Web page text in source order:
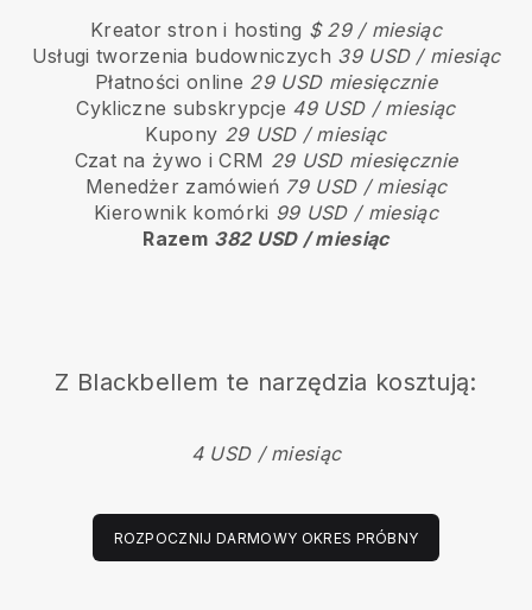
Kreator stron i hosting $ 29 / miesiąc
Usługi tworzenia budowniczych 39 USD / miesiąc
Płatności online 29 USD miesięcznie
Cykliczne subskrypcje 49 USD / miesiąc
Kupony 29 USD / miesiąc
Czat na żywo i CRM 29 USD miesięcznie
Menedżer zamówień 79 USD / miesiąc
Kierownik komórki 99 USD / miesiąc
Razem 382 USD / miesiąc
Z Blackbellem te narzędzia kosztują:
4 USD / miesiąc
ROZPOCZNIJ DARMOWY OKRES PRÓBNY